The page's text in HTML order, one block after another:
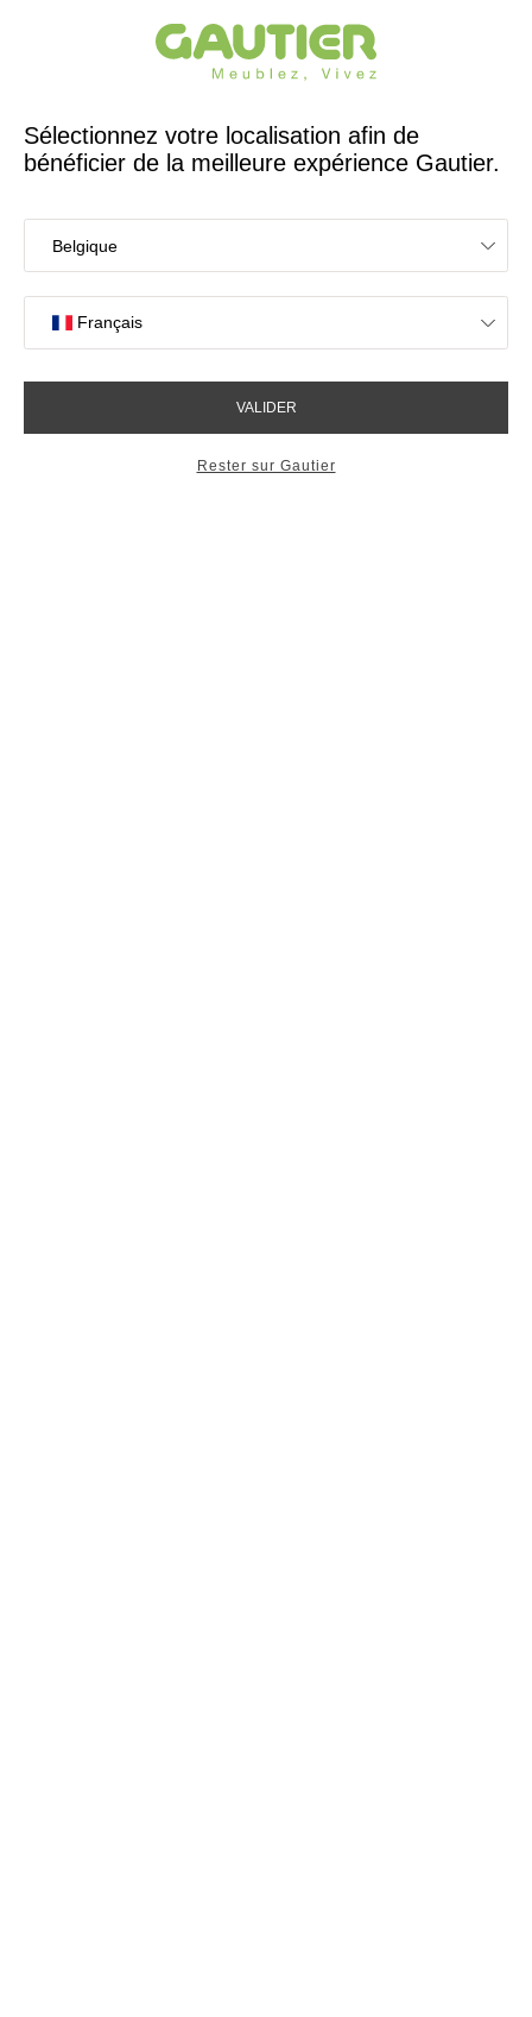
Créateur et fabricant français depuis 65 ans
Accueil Collections Graphic